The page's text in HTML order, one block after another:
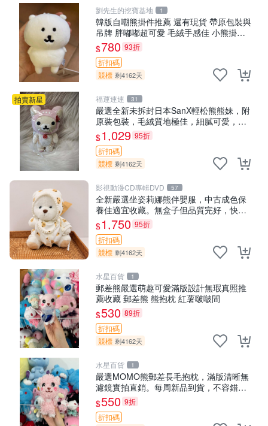
劉先生的挖寶基地 1
韓版自嘲熊掛件推薦 還有現貨 帶原包裝與
吊牌 胖嘟嘟超可愛 毛絨手感佳 小熊掛件
自嘲抱枕 小熊抱枕
$780 93折
折扣碼
競標 剩4162天
拍賣新星 福運連連 31
嚴選全新未拆封日本SanX輕松熊熊妹，附
原裝包裝，毛絨質地極佳，細膩可愛，推
薦收藏兼送禮，適合女性好友或家人，限
量釋出。鬆熊、熊玩偶、收藏品
$1,029 95折
折扣碼
競標 剩4162天
影視動漫CD專輯DVD 57
全新嚴選坐姿莉娜熊伴嬰服，中古成色保
養佳適宜收藏。無盒子但品質完好，快速
出貨。建議入手！ 中古 玩偶 滬漫
$1,750 95折
折扣碼
競標 剩4162天
水星百貨 1
郵差熊嚴選萌趣可愛滿版設計無瑕真照推
薦收藏 郵差熊 熊抱枕 紅薯啵啵間
$530 89折
折扣碼
競標 剩4162天
水星百貨 1
嚴選MOMO熊郵差長毛抱枕，滿版清晰無
濾鏡實拍直銷。每周新品到貨，不容錯
過！ 郵差熊 長毛 抱枕
$550 9折
折扣碼